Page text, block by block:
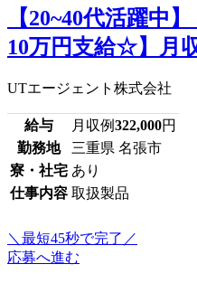
【20~40代活躍中
10万円支給☆】月
UTエージェント株式会社
給与 月収例322,000円
勤務地
三重県 名張市
寮・社宅 あり
仕事内容 取扱製品
＼最短45秒で完了／
応募へ進む